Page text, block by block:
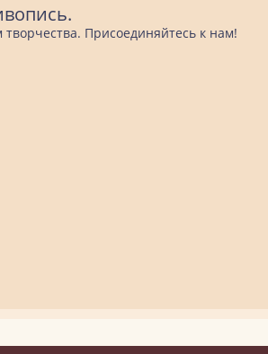
Присоединяйтесь к нам!